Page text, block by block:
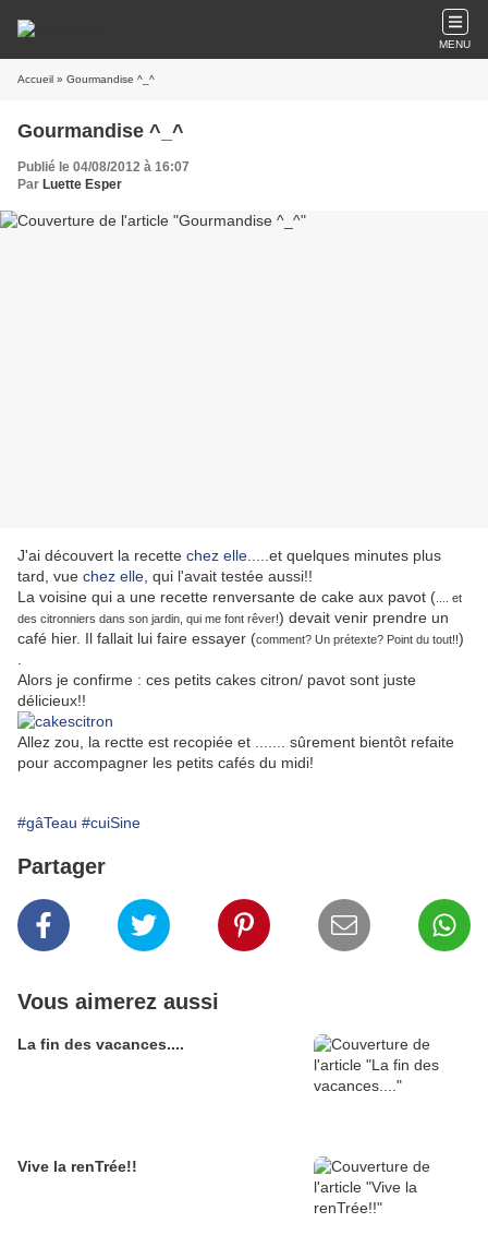
MENU
Accueil » Gourmandise ^_^
Gourmandise ^_^
Publié le 04/08/2012 à 16:07
Par Luette Esper
J'ai découvert la recette chez elle .....et quelques minutes plus
tard, vue chez elle , qui l'avait testée aussi!!
La voisine qui a une recette renversante de cake aux pavot ( .... et
des citronniers dans son jardin, qui me font rêver!) devait venir prendre un
café hier. Il fallait lui faire essayer (comment? Un prétexte? Point du tout!!)
Alors je confirme : ces petits cakes citron/ pavot sont juste
délicieux!!
Allez zou, la rectte est recopiée et ....... sûrement bientôt refaite
pour accompagner les petits cafés du midi!
#gâTeau #cuiSine
Partager
Vous aimerez aussi
La fin des vacances....
Vive la renTrée!!